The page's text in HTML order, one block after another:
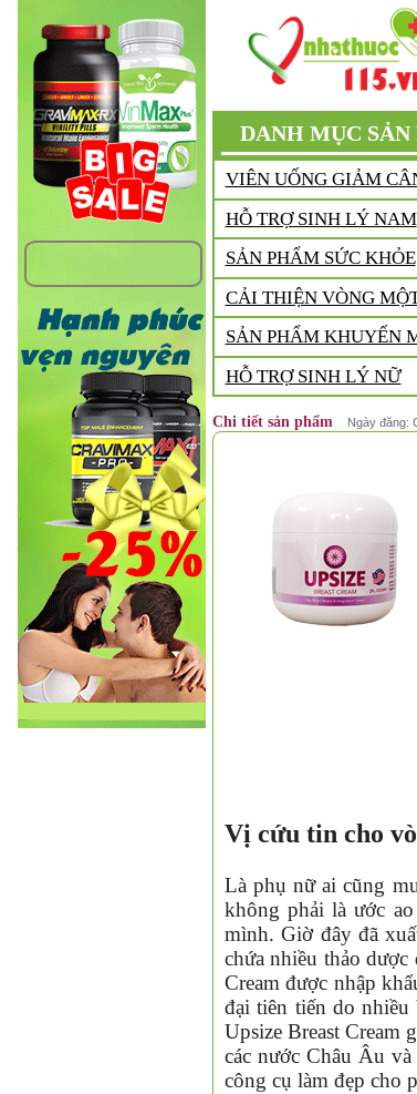
DANH MỤC
VIÊN UỐNG GIẢM
HỖ TRỢ SINH LÝ NAM
SẢN PHẨM SỨC KHỎE
CẢI THIỆN VÒNG
SẢN PHẨM KHUYẾN
HỖ TRỢ SINH LÝ NỮ
Chi tiết sản phẩm Ngày đăng:
Vị cứu tin cho
Là phụ nữ ai cũng
không phải là ước
mình. Giờ đây đã
chứa nhiều thảo
Cream được nhập
đại tiên tiến do nhiều
Upsize Breast Cream
các nước Châu Âu
công cụ làm đẹp cho